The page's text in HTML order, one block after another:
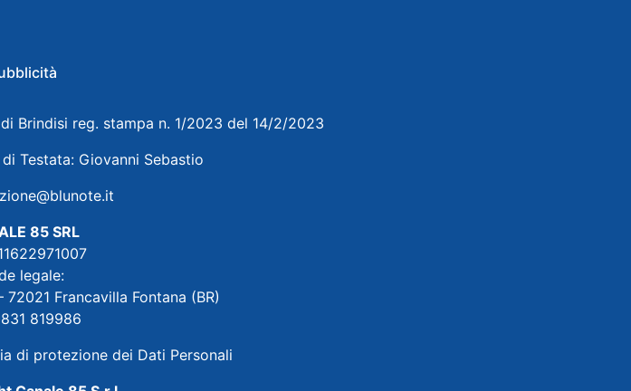
Brindisi reg. stampa n. 1/2023 del 14/2/2023
Testata: Giovanni Sebastio
85 SRL
legale:
Francavilla Fontana (BR)
819986
di protezione dei Dati Personali